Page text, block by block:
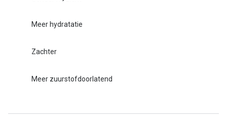
Meer hydratatie
Zachter
Meer zuurstofdoorlatend